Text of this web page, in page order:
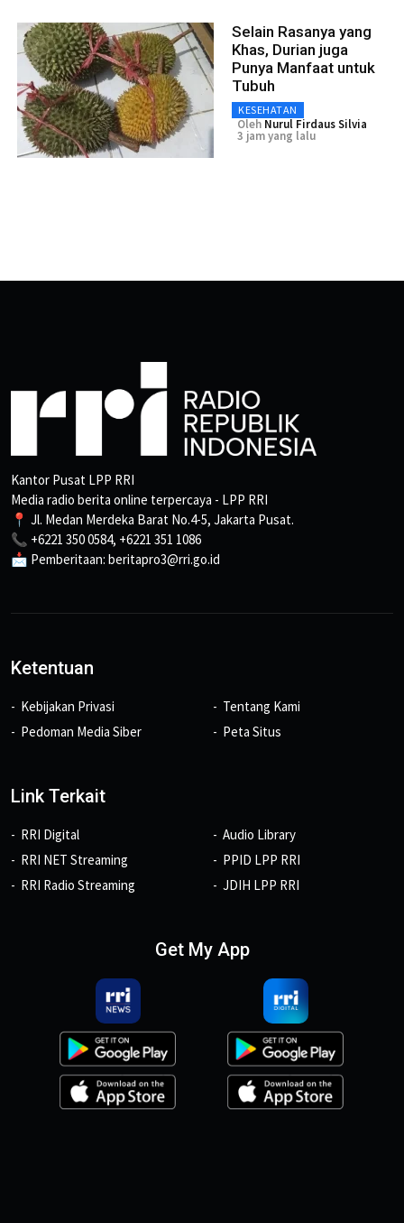
Selain Rasanya yang
Khas, Durian juga
Punya Manfaat untuk
Tubuh
KESEHATAN
Oleh Nurul Firdaus Silvia
3 jam yang lalu
Kantor Pusat LPP RRI
Media radio berita online terpercaya - LPP RRI
📍 Jl. Medan Merdeka Barat No.4-5, Jakarta Pusat.
📞 +6221 350 0584, +6221 351 1086
📩 Pemberitaan: beritapro3@rri.go.id
Ketentuan
Kebijakan Privasi
Pedoman Media Siber
Tentang Kami
Peta Situs
Link Terkait
RRI Digital
RRI NET Streaming
RRI Radio Streaming
Audio Library
PPID LPP RRI
JDIH LPP RRI
Get My App